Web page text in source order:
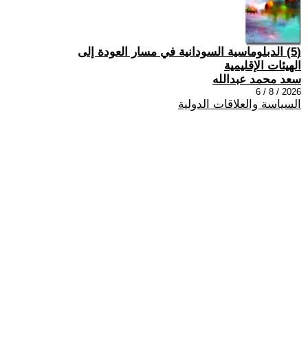
(5) الدبلوماسية السودانية في مسار العودة إلى
الهيئات الإقليمية
سعد محمد عبدالله
2026 / 8 / 6
السياسة والعلاقات الدولية